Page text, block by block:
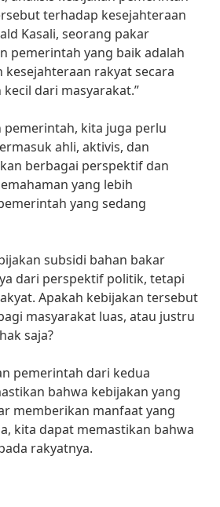
terhadap kesejahteraan
Kasali, seorang pakar
pemerintah yang baik adalah
rakyat secara
dari masyarakat.”
pemerintah, kita juga perlu
ahli, aktivis, dan
berbagai perspektif dan
yang lebih
yang sedang
subsidi bahan bakar
dari perspektif politik, tetapi
Apakah kebijakan tersebut
masyarakat luas, atau justru
saja?
pemerintah dari kedua
bahwa kebijakan yang
memberikan manfaat yang
kita dapat memastikan bahwa
rakyatnya.